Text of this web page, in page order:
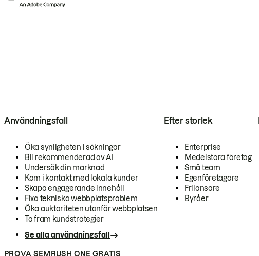
Användningsfall
Öka synligheten i sökningar
Bli rekommenderad av AI
Undersök din marknad
Kom i kontakt med lokala kunder
Skapa engagerande innehåll
Fixa tekniska webbplatsproblem
Öka auktoriteten utanför webbplatsen
Ta fram kundstrategier
Se alla användningsfall
Efter storlek
Enterprise
Medelstora företag
Små team
Egenföretagare
Frilansare
Byråer
PROVA SEMRUSH ONE GRATIS